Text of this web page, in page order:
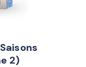
2)